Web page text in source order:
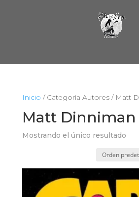
Inicio / Categoría Autores / Matt
Matt Dinniman
Mostrando el único resultado